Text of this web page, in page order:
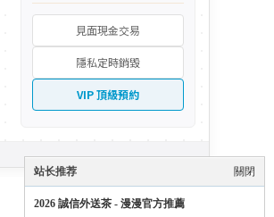
關閉
站长推荐
2026 誠信外送茶 - 漫漫官方推薦
見面現金交易
隱私定時銷毀
VIP 頂級預約